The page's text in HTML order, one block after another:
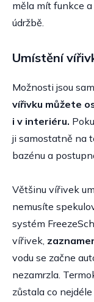
měla mít funkce
údržbě.
Umístění
Možnosti jsou
vířivku můžete
i v interiéru.
ji samostatně na
bazénu a
Většinu vířivek
nemusíte
systém
vířivek,
vodu se začne
nezamrzla.
zůstala co